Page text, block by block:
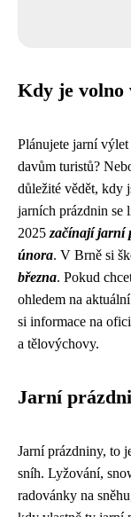
Kdy je volno
Plánujete jarní
davům turistů?
důležité vědět, kdy
jarních prázdnin se
2025 začínají jarní
února. V Brně si
března. Pokud
ohledem na
si informace na
a tělovýchovy.
Jarní
Jarní prázdniny, to
sníh. Lyžování,
radovánky na